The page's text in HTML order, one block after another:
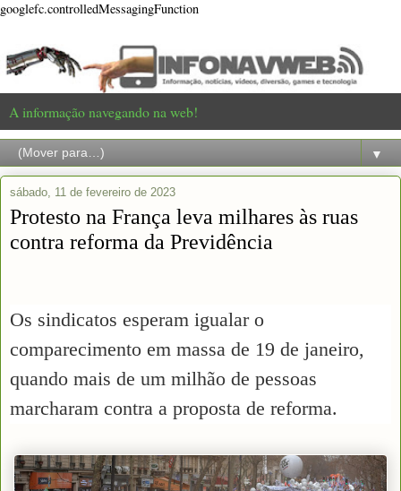
googlefc.controlledMessagingFunction
A informação navegando na web!
▼
sábado, 11 de fevereiro de 2023
Protesto na França leva milhares às ruas
contra reforma da Previdência
Os sindicatos esperam igualar o
comparecimento em massa de 19 de janeiro,
quando mais de um milhão de pessoas
marcharam contra a proposta de reforma.